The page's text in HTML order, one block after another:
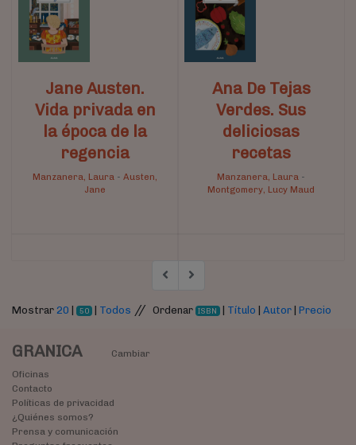
Jane Austen.
Vida privada en
la época de la
regencia
Manzanera, Laura - Austen,
Jane
Ana De Tejas
Verdes. Sus
deliciosas
recetas
Manzanera, Laura -
Montgomery, Lucy Maud
Mostrar 20 50 | Todos // Ordenar ISBN Título |Autor |Precio
GRANICA
Cambiar
Oficinas
Contacto
Políticas de privacidad
¿Quiénes somos?
Prensa y comunicación